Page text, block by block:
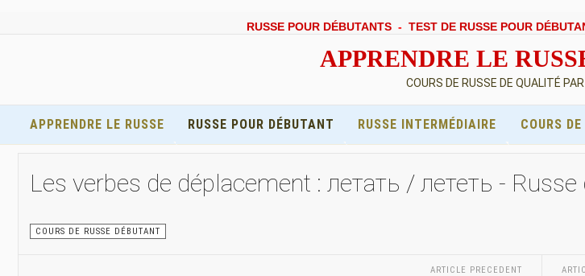
RUSSE POUR DÉBUTANTS - TEST DE RUSSE POUR
APPRENDRE LE
COURS DE RUSSE DE QUALITÉ
APPRENDRE LE RUSSE RUSSE POUR DÉBUTANT RUSSE INTERMÉDIAIRE COURS
Les verbes de déplacement : летать / лететь -
COURS DE RUSSE DÉBUTANT
ARTICLE PRECEDENT